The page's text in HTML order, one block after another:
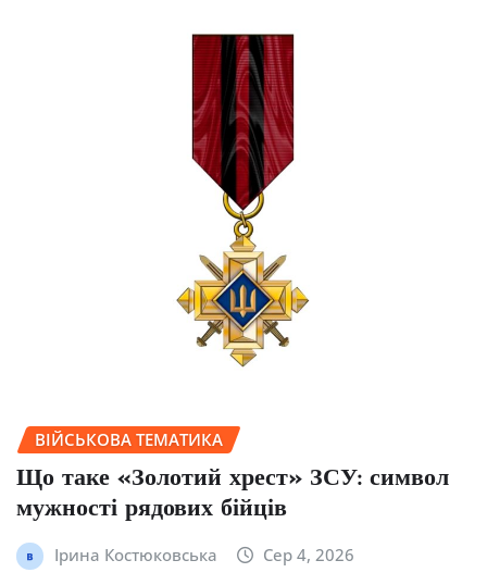
ВІЙСЬКОВА ТЕМАТИКА
Що таке «Золотий хрест» ЗСУ: символ
мужності рядових бійців
Ірина Костюковська Сер 4, 2026